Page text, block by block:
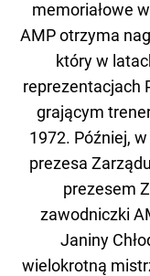
memoriałowe
AMP otrzyma
który w
reprezentacjach
grającym
1972. Później,
prezesa
prezesem
zawodniczki
Janiny
wielokrotną